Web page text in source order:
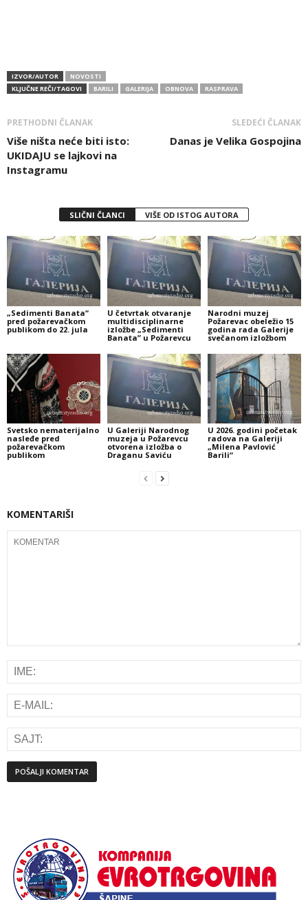
IZVOR/AUTOR
NOVOSTI
KLJUČNE REČI/TAGOVI
BARILI GALERIJA OBNOVA RASPRAVA
PRETHODNI ČLANAK
Više ništa neće biti isto:
UKIDAJU se lajkovi na
Instagramu
SLEDEĆI ČLANAK
Danas je Velika Gospojina
SLIČNI ČLANCI VIŠE OD ISTOG AUTORA
„Sedimenti Banata“
pred požarevačkom
publikom do 22. jula
U četvrtak otvaranje
multidisciplinarne
izložbe „Sedimenti
Banata” u Požarevcu
Narodni muzej
Požarevac obeležio 15
godina rada Galerije
svečanom izložbom
Svetsko nematerijalno
nasleđe pred
požarevačkom
publikom
U Galeriji Narodnog
muzeja u Požarevcu
otvorena izložba o
Draganu Saviću
U 2026. godini početak
radova na Galeriji
„Milena Pavlović
Barili“
KOMENTARIŠI